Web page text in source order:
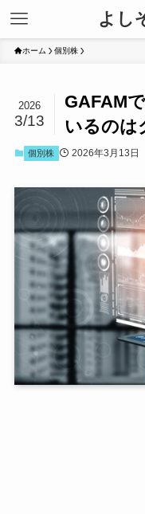
よし
ホーム 個別株
GAFAM
いるのは
2026
3/13
個別株 2026年3月13日